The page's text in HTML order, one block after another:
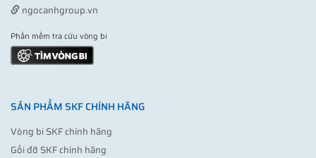
ngocanhgroup.vn
Phần mềm tra cứu vòng bi
SẢN PHẨM SKF CHÍNH HÃNG
Vòng bi SKF chính hãng
Gối đỡ SKF chính hãng